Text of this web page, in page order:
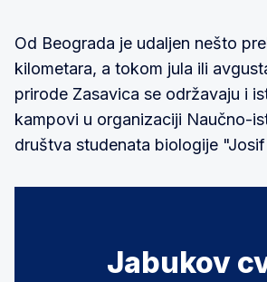
Od Beograda je udaljen nešto
kilometara, a tokom jula ili
prirode Zasavica se održavaju i
kampovi u organizaciji Naučno-
društva studenata biologije
Jabukov